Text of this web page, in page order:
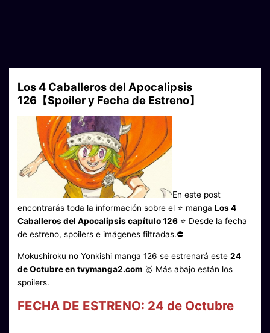
Los 4 Caballeros del Apocalipsis
126【Spoiler y Fecha de Estreno】
En este post
encontrarás toda la información sobre el ⭐ mangaLos 4
Caballeros del Apocalipsis capítulo 126 ⭐ Desde la fecha
de estreno, spoilers e imágenes filtradas.⛔
Mokushiroku no Yonkishi manga 126 se estrenará este24
de Octubre en tvymanga2.com 🥇 Más abajo están los
spoilers.
FECHA DE ESTRENO: 24 de Octubre